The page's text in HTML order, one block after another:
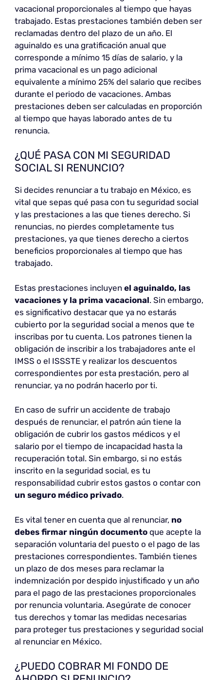
vacacional proporcionales al tiempo que hayas
trabajado. Estas prestaciones también deben ser
reclamadas dentro del plazo de un año. El
aguinaldo es una gratificación anual que
corresponde a mínimo 15 días de salario, y la
prima vacacional es un pago adicional
equivalente a mínimo 25% del salario que recibes
durante el periodo de vacaciones. Ambas
prestaciones deben ser calculadas en proporción
al tiempo que hayas laborado antes de tu
renuncia.
¿QUÉ PASA CON MI SEGURIDAD
SOCIAL SI RENUNCIO?
Si decides renunciar a tu trabajo en México, es
vital que sepas qué pasa con tu seguridad social
y las prestaciones a las que tienes derecho. Si
renuncias, no pierdes completamente tus
prestaciones, ya que tienes derecho a ciertos
beneficios proporcionales al tiempo que has
trabajado.
Estas prestaciones incluyen el aguinaldo, las
vacaciones y la prima vacacional. Sin embargo,
es significativo destacar que ya no estarás
cubierto por la seguridad social a menos que te
inscribas por tu cuenta. Los patrones tienen la
obligación de inscribir a los trabajadores ante el
IMSS o el ISSSTE y realizar los descuentos
correspondientes por esta prestación, pero al
renunciar, ya no podrán hacerlo por ti.
En caso de sufrir un accidente de trabajo
después de renunciar, el patrón aún tiene la
obligación de cubrir los gastos médicos y el
salario por el tiempo de incapacidad hasta la
recuperación total. Sin embargo, si no estás
inscrito en la seguridad social, es tu
responsabilidad cubrir estos gastos o contar con
un seguro médico privado.
Es vital tener en cuenta que al renunciar, no
debes firmar ningún documento que acepte la
separación voluntaria del puesto o el pago de las
prestaciones correspondientes. También tienes
un plazo de dos meses para reclamar la
indemnización por despido injustificado y un año
para el pago de las prestaciones proporcionales
por renuncia voluntaria. Asegúrate de conocer
tus derechos y tomar las medidas necesarias
para proteger tus prestaciones y seguridad social
al renunciar en México.
¿PUEDO COBRAR MI FONDO DE